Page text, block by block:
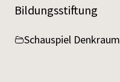
Bildungsstiftung
Schauspiel Denkraum